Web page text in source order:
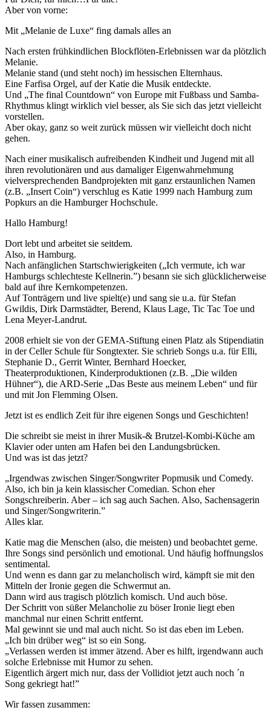
Aber von vorne:
Mit „Melanie de Luxe“ fing damals alles an
Nach ersten frühkindlichen Blockflöten-Erlebnissen war da plötzlich
Melanie.
Melanie stand (und steht noch) im hessischen Elternhaus.
Eine Farfisa Orgel, auf der Katie die Musik entdeckte.
Und „The final Countdown“ von Europe mit Fußbass und Samba-
Rhythmus klingt wirklich viel besser, als Sie sich das jetzt vielleicht
vorstellen.
Aber okay, ganz so weit zurück müssen wir vielleicht doch nicht
gehen.
Nach einer musikalisch aufreibenden Kindheit und Jugend mit all
ihren revolutionären und aus damaliger Eigenwahrnehmung
vielversprechenden Bandprojekten mit ganz erstaunlichen Namen
(z.B. „Insert Coin“) verschlug es Katie 1999 nach Hamburg zum
Popkurs an die Hamburger Hochschule.
Hallo Hamburg!
Dort lebt und arbeitet sie seitdem.
Also, in Hamburg.
Nach anfänglichen Startschwierigkeiten („Ich vermute, ich war
Hamburgs schlechteste Kellnerin.”) besann sie sich glücklicherweise
bald auf ihre Kernkompetenzen.
Auf Tonträgern und live spielt(e) und sang sie u.a. für Stefan
Gwildis, Dirk Darmstädter, Berend, Klaus Lage, Tic Tac Toe und
Lena Meyer-Landrut.
2008 erhielt sie von der GEMA-Stiftung einen Platz als Stipendiatin
in der Celler Schule für Songtexter. Sie schrieb Songs u.a. für Elli,
Stephanie D., Gerrit Winter, Bernhard Hoecker,
Theaterproduktionen, Kinderproduktionen (z.B. „Die wilden
Hühner“), die ARD-Serie „Das Beste aus meinem Leben“ und für
und mit Jon Flemming Olsen.
Jetzt ist es endlich Zeit für ihre eigenen Songs und Geschichten!
Die schreibt sie meist in ihrer Musik-& Brutzel-Kombi-Küche am
Klavier oder unten am Hafen bei den Landungsbrücken.
Und was ist das jetzt?
„Irgendwas zwischen Singer/Songwriter Popmusik und Comedy.
Also, ich bin ja kein klassischer Comedian. Schon eher
Songschreiberin. Aber – ich sag auch Sachen. Also, Sachensagerin
und Singer/Songwriterin.”
Alles klar.
Katie mag die Menschen (also, die meisten) und beobachtet gerne.
Ihre Songs sind persönlich und emotional. Und häufig hoffnungslos
sentimental.
Und wenn es dann gar zu melancholisch wird, kämpft sie mit den
Mitteln der Ironie gegen die Schwermut an.
Dann wird aus tragisch plötzlich komisch. Und auch böse.
Der Schritt von süßer Melancholie zu böser Ironie liegt eben
manchmal nur einen Schritt entfernt.
Mal gewinnt sie und mal auch nicht. So ist das eben im Leben.
„Ich bin drüber weg“ ist so ein Song.
„Verlassen werden ist immer ätzend. Aber es hilft, irgendwann auch
solche Erlebnisse mit Humor zu sehen.
Eigentlich ärgert mich nur, dass der Vollidiot jetzt auch noch ´n
Song gekriegt hat!”
Wir fassen zusammen: